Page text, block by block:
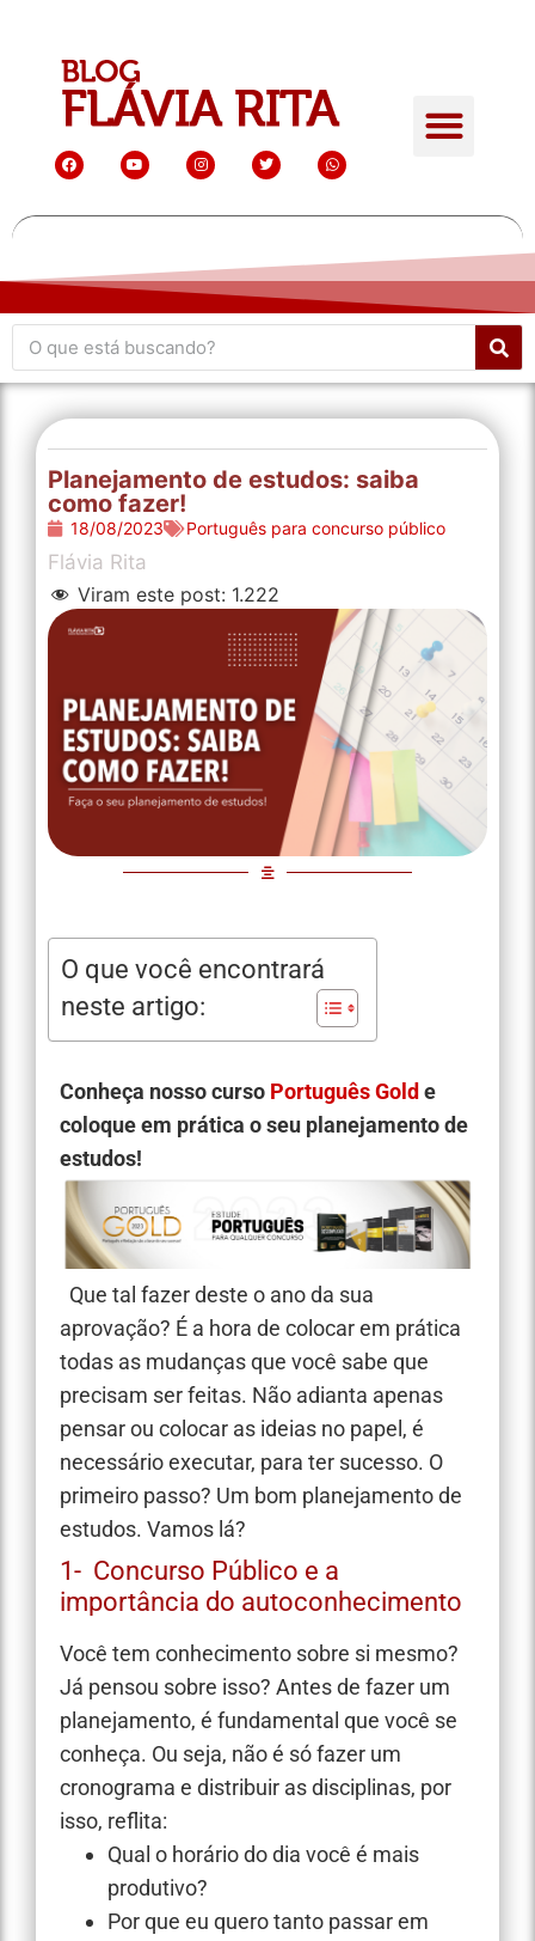
Planejamento de estudos: saiba
como fazer!
18/08/2023 Português para concurso público
Flávia Rita
Viram este post: 1.222
O que você encontrará
neste artigo:
Conheça nosso curso Português Gold e
coloque em prática o seu planejamento de
estudos!
Que tal fazer deste o ano da sua
aprovação? É a hora de colocar em prática
todas as mudanças que você sabe que
precisam ser feitas. Não adianta apenas
pensar ou colocar as ideias no papel, é
necessário executar, para ter sucesso. O
primeiro passo? Um bom planejamento de
estudos. Vamos lá?
1- Concurso Público e a
importância do autoconhecimento
Você tem conhecimento sobre si mesmo?
Já pensou sobre isso? Antes de fazer um
planejamento, é fundamental que você se
conheça. Ou seja, não é só fazer um
cronograma e distribuir as disciplinas, por
isso, reflita:
Qual o horário do dia você é mais
produtivo?
Por que eu quero tanto passar em